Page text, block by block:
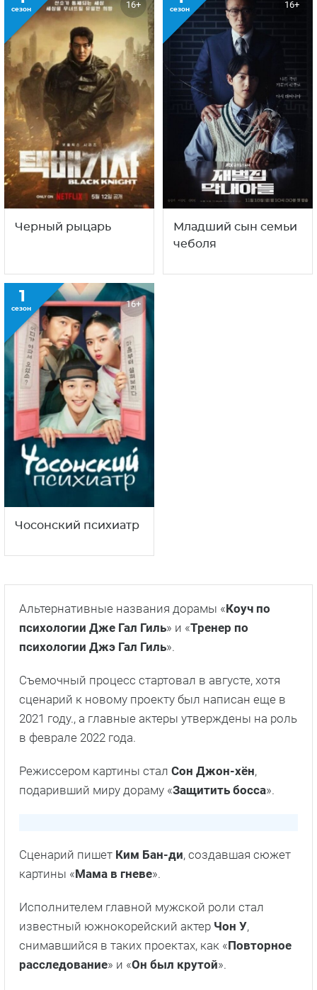
сезон 16+
Черный рыцарь
сезон 16+
Младший сын семьи
чеболя
1
сезон 16+
Чосонский психиатр
Альтернативные названия дорамы «Коуч по
психологии Дже Гал Гиль» и «Тренер по
психологии Джэ Гал Гиль».
Съемочный процесс стартовал в августе, хотя
сценарий к новому проекту был написан еще в
2021 году., а главные актеры утверждены на роль
в феврале 2022 года.
Режиссером картины стал Сон Джон-хён,
подаривший миру дораму «Защитить босса».
Сценарий пишет Ким Бан-ди, создавшая сюжет
картины «Мама в гневе».
Исполнителем главной мужской роли стал
известный южнокорейский актер Чон У,
снимавшийся в таких проектах, как «Повторное
расследование» и «Он был крутой».